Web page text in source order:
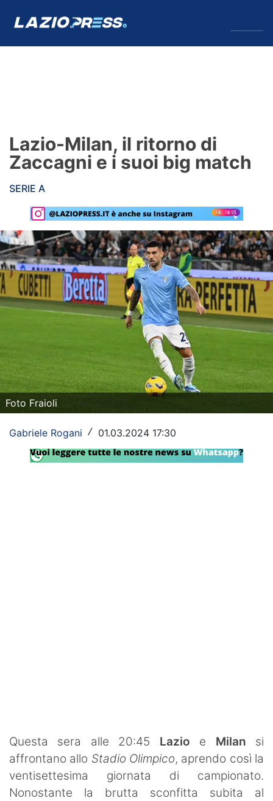
Formello
Infortuni
Primavera
Calciomercato
Lazio Women
Rassegna Lazio
Social
Serie A
Champions League
Europa League
Altri Sport
Lazio-Milan, il ritorno di
Zaccagni e i suoi big match
SERIE A
Foto Fraioli
Gabriele Rogani / 01.03.2024 17:30
Questa sera alle 20:45 Lazio e Milan si
affrontano allo Stadio Olimpico, aprendo così la
ventisettesima giornata di campionato.
Nonostante la brutta sconfitta subita al